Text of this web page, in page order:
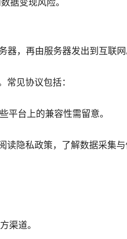
器，再由服务器发出到互联
见协议包括：
平台上的兼容性需留意。
读隐私政策，了解数据采集与
渠道。